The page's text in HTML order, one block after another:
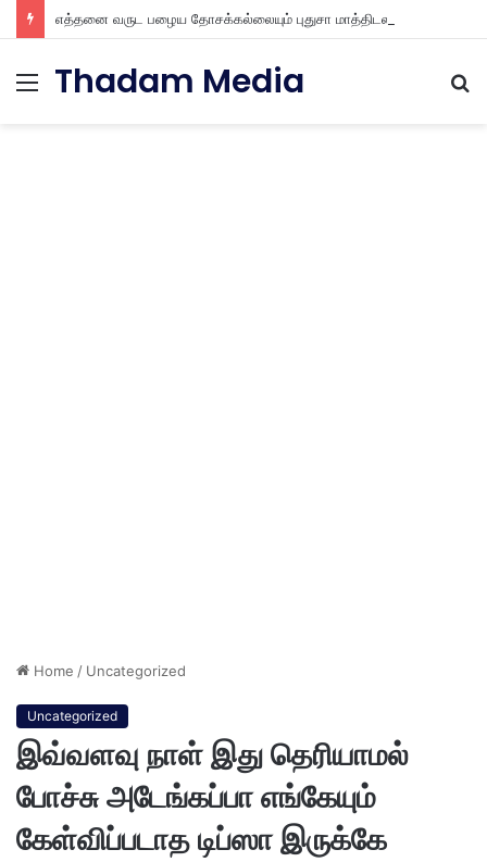
Menu
Thadam Media
Home / Uncategorized
Uncategorized
இவ்வளவு நாள் இது தெரியாமல்
போச்சு அடேங்கப்பா எங்கேயும்
கேள்விப்படாத டிப்ஸா இருக்கே